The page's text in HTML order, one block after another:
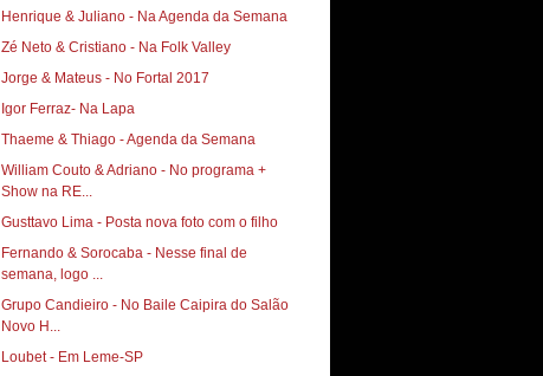
Henrique & Juliano - Na Agenda da Semana
Zé Neto & Cristiano - Na Folk Valley
Jorge & Mateus - No Fortal 2017
Igor Ferraz- Na Lapa
Thaeme & Thiago - Agenda da Semana
William Couto & Adriano - No programa +
Show na RE...
Gusttavo Lima - Posta nova foto com o filho
Fernando & Sorocaba - Nesse final de
semana, logo ...
Grupo Candieiro - No Baile Caipira do Salão
Novo H...
Loubet - Em Leme-SP